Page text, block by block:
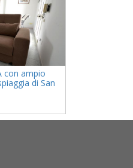
con ampio
di San